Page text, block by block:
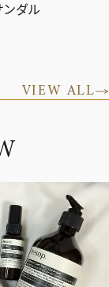
ンダル
VIEW ALL